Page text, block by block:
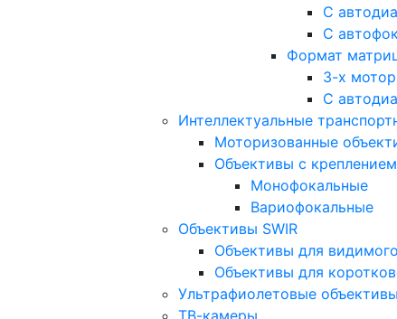
С
С
Формат
3-х
С
Интеллектуальные
Моторизованные
Объективы с
Монофокальные
Вариофокальные
Объективы SWIR
Объективы для
Объективы для
Ультрафиолетовые объективы
ТВ-камеры